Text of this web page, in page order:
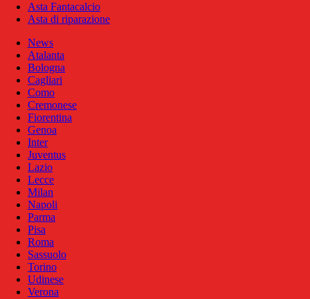
Asta Fantacalcio
Asta di riparazione
News
Atalanta
Bologna
Cagliari
Como
Cremonese
Fiorentina
Genoa
Inter
Juventus
Lazio
Lecce
Milan
Napoli
Parma
Pisa
Roma
Sassuolo
Torino
Udinese
Verona